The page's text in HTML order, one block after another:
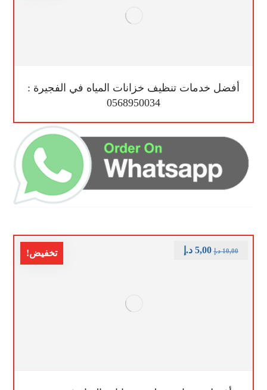
أفضل خدمات تنظيف خزانات المياه في الفجيرة :
0568950034
تخفيض! 10,00 د.إ 5,00 د.إ